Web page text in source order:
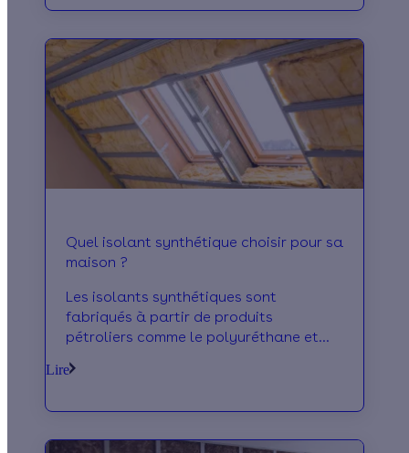
Quel isolant synthétique choisir pour sa
maison ?
Les isolants synthétiques sont
fabriqués à partir de produits
pétroliers comme le polyuréthane et
reconnu pour sa performance
L'isolant synthétique est très apprécié
pour isoler à l'extérieur comme à
Lire